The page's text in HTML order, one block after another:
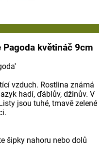
květináč 9cm
vzduch. Rostlina známá
hadí, ďáblův, džinův. V
jsou tuhé, tmavě zelené
šipky nahoru nebo dolů